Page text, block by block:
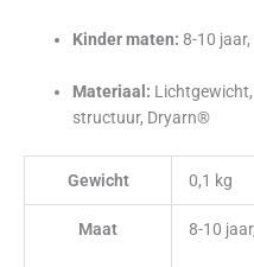
Kinder maten: 8-10
Materiaal:
structuur, Dryarn®
Gewicht 0,1 kg
Maat 8-10